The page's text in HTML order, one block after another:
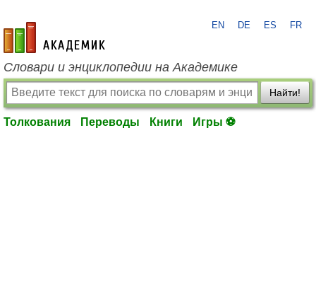
academic.ru
EN DE ES FR
Словари и энциклопедии на Академике
Найти!
Толкования Переводы Книги Игры ⚽